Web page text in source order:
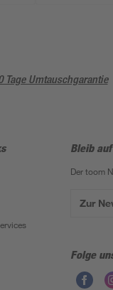
Tage Umtauschgarantie
Bleib
Der toom
Zur
Folge